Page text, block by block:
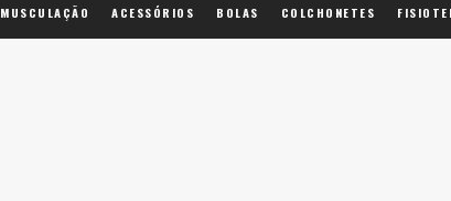
MUSCULAÇÃO ACESSÓRIOS BOLAS COLCHONETES